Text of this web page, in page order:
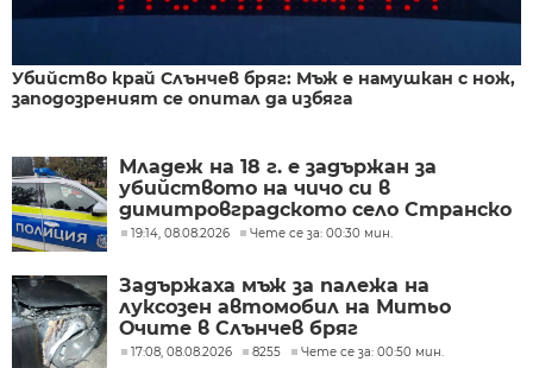
Убийство край Слънчев бряг: Мъж е намушкан с нож,
заподозреният се опитал да избяга
Младеж на 18 г. е задържан за
убийството на чичо си в
димитровградското село Странско
19:14, 08.08.2026 Чете се за: 00:30 мин.
Задържаха мъж за палежа на
луксозен автомобил на Митьо
Очите в Слънчев бряг
17:08, 08.08.2026 8255 Чете се за: 00:50 мин.